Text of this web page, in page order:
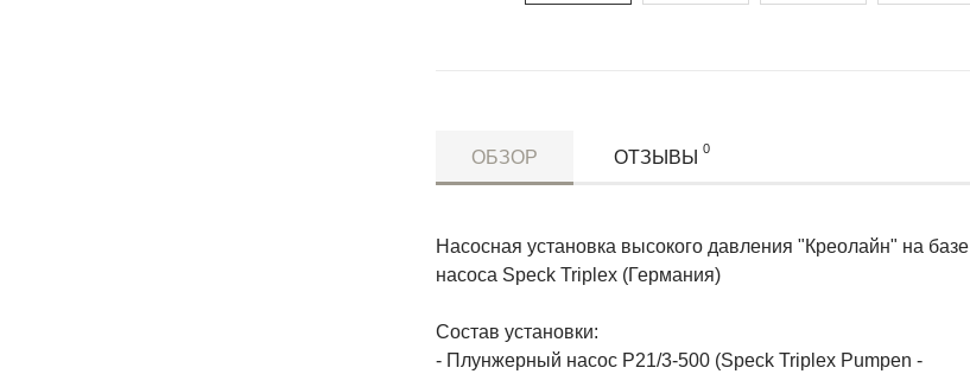
ОБЗОР ОТЗЫВЫ 0
Насосная установка высокого давления "Креолайн" на базе
насоса Speck Triplex (Германия)
Состав установки:
- Плунжерный насос P21/3-500 (Speck Triplex Pumpen -